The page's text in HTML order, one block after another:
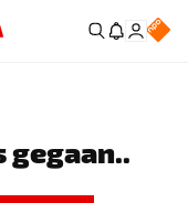
gegaan..